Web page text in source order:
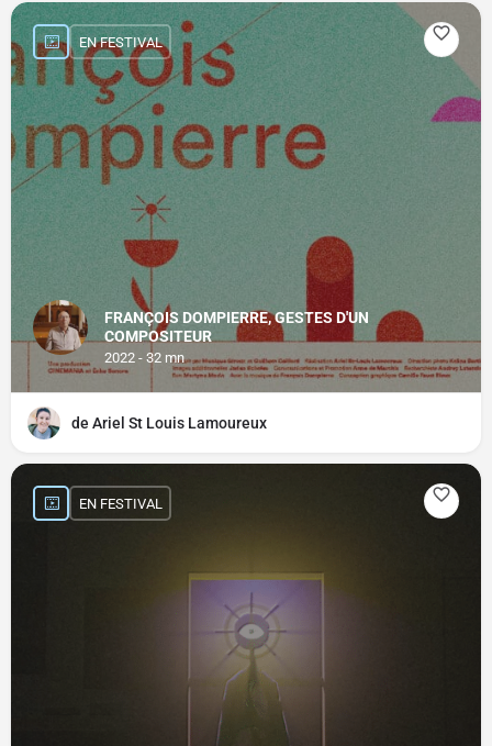
FRANÇOIS DOMPIERRE, GESTES D'UN
COMPOSITEUR
2022 - 32 mn
EN FESTIVAL
de Ariel St Louis Lamoureux
EN FESTIVAL